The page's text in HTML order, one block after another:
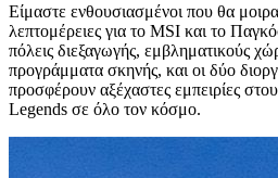
Είμαστε ενθουσιασμένοι που θα
λεπτομέρειες για το MSI και το
πόλεις διεξαγωγής, εμβληματικούς
προγράμματα σκηνής, και οι δύο
προσφέρουν αξέχαστες εμπειρίες
Legends σε όλο τον κόσμο.